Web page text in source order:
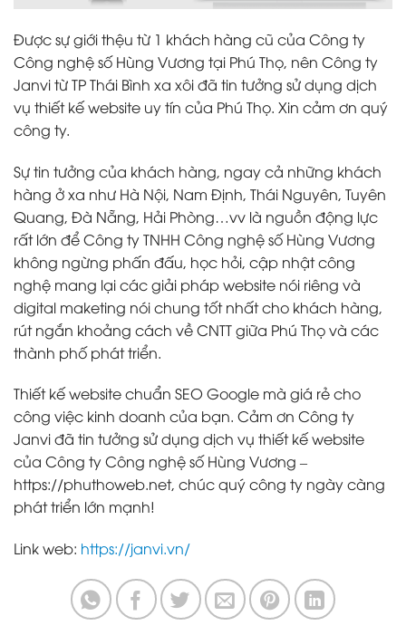
Được sự giới thệu từ 1 khách hàng cũ của Công ty
Công nghệ số Hùng Vương tại Phú Thọ, nên Công ty
Janvi từ TP Thái Bình xa xôi đã tin tưởng sử dụng dịch
vụ thiết kế website uy tín của Phú Thọ. Xin cảm ơn quý
công ty.
Sự tin tưởng của khách hàng, ngay cả những khách
hàng ở xa như Hà Nội, Nam Định, Thái Nguyên, Tuyên
Quang, Đà Nẵng, Hải Phòng…vv là nguồn động lực
rất lớn để Công ty TNHH Công nghệ số Hùng Vương
không ngừng phấn đấu, học hỏi, cập nhật công
nghệ mang lại các giải pháp website nói riêng và
digital maketing nói chung tốt nhất cho khách hàng,
rút ngắn khoảng cách về CNTT giữa Phú Thọ và các
thành phố phát triển.
Thiết kế website chuẩn SEO Google mà giá rẻ cho
công việc kinh doanh của bạn. Cảm ơn Công ty
Janvi đã tin tưởng sử dụng dịch vụ thiết kế website
của Công ty Công nghệ số Hùng Vương –
https://phuthoweb.net, chúc quý công ty ngày càng
phát triển lớn mạnh!
Link web: https://janvi.vn/